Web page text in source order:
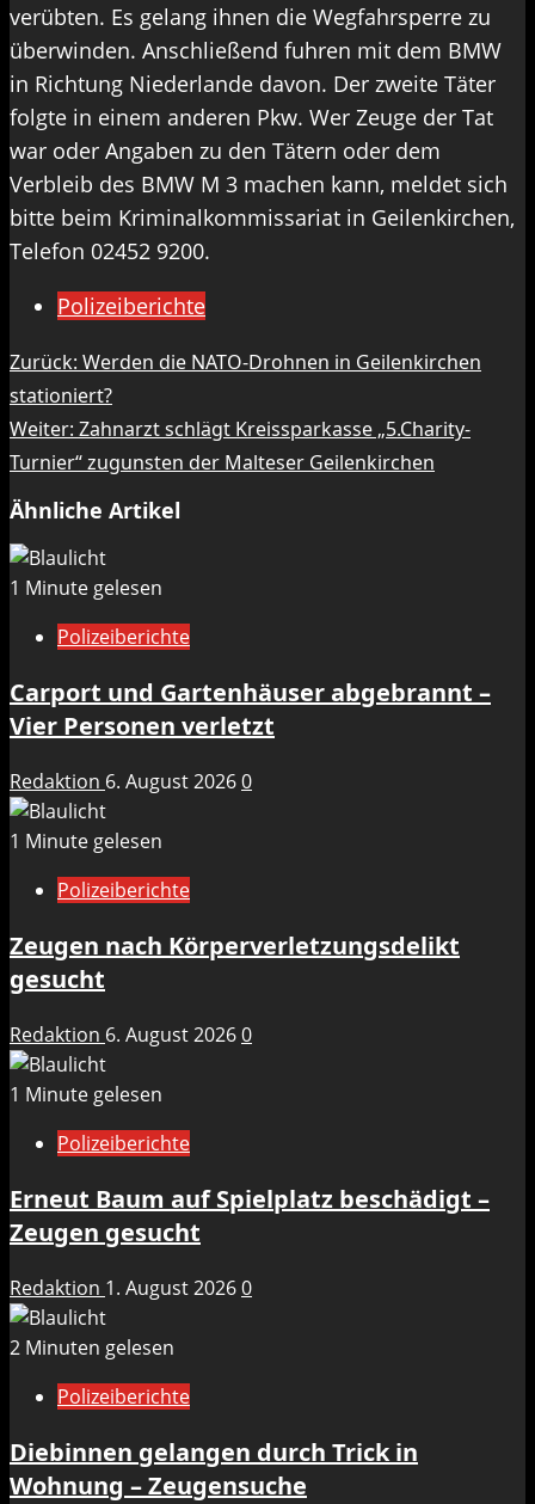
verübten. Es gelang ihnen die Wegfahrsperre zu
überwinden. Anschließend fuhren mit dem BMW
in Richtung Niederlande davon. Der zweite Täter
folgte in einem anderen Pkw. Wer Zeuge der Tat
war oder Angaben zu den Tätern oder dem
Verbleib des BMW M 3 machen kann, meldet sich
bitte beim Kriminalkommissariat in Geilenkirchen,
Telefon 02452 9200.
Polizeiberichte
Beitragsnavigation
Zurück: Werden die NATO-Drohnen in Geilenkirchen
stationiert?
Weiter: Zahnarzt schlägt Kreissparkasse „5.Charity-
Turnier“ zugunsten der Malteser Geilenkirchen
Ähnliche Artikel
1 Minute gelesen
Polizeiberichte
Carport und Gartenhäuser abgebrannt –
Vier Personen verletzt
Redaktion 6. August 20260
1 Minute gelesen
Polizeiberichte
Zeugen nach Körperverletzungsdelikt
gesucht
Redaktion 6. August 20260
1 Minute gelesen
Polizeiberichte
Erneut Baum auf Spielplatz beschädigt –
Zeugen gesucht
Redaktion 1. August 20260
2 Minuten gelesen
Polizeiberichte
Diebinnen gelangen durch Trick in
Wohnung – Zeugensuche